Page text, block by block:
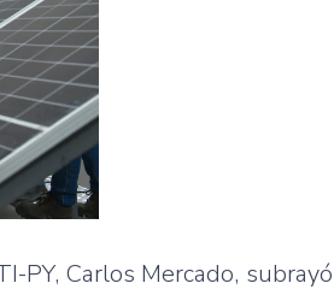
PY, Carlos Mercado,